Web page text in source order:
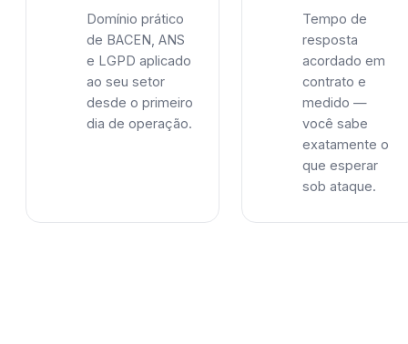
Domínio prático
de BACEN, ANS
e LGPD aplicado
ao seu setor
desde o primeiro
dia de operação.
Tempo de
resposta
acordado em
contrato e
medido —
você sabe
exatamente o
que esperar
sob ataque.